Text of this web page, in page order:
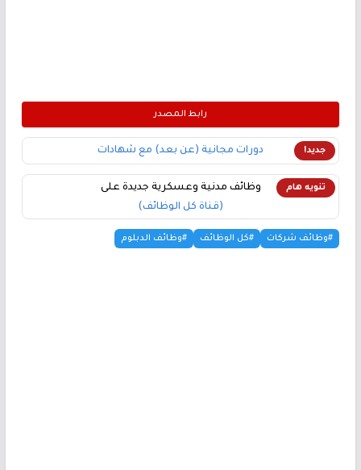
رابط المصدر
جديد! دورات مجانية (عن بعد) مع شهادات
تنويه هام
وظائف مدنية وعسكرية جديدة على
(قناة كل الوظائف)
#وظائف شركات #كل الوظائف #وظائف الدبلوم